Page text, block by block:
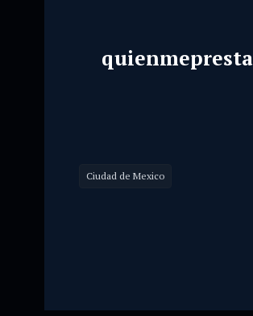
quienmepresta
Ciudad de Mexico